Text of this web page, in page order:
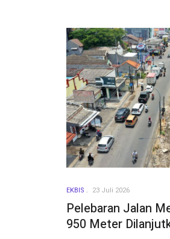
EKBIS 23 Juli 2026
Pelebaran Jalan
950 Meter